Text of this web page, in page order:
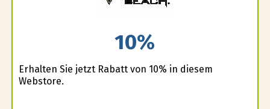
10%
Erhalten Sie jetzt Rabatt von 10% in diesem
Webstore.